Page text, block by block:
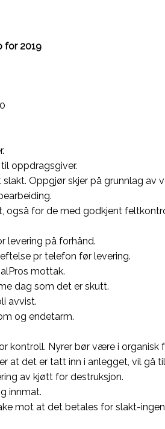
for 2019
oppdragsgiver.
Oppgjør skjer på grunnlag av
også for de med godkjent
levering på forhånd.
pr telefon før levering.
mottak.
dag som det er skutt.
avvist.
og endetarm.
kontroll. Nyrer bør være i
at det er tatt inn i anlegget, vil gå
av kjøtt for destruksjon.
innmat.
mot at det betales for slakt-